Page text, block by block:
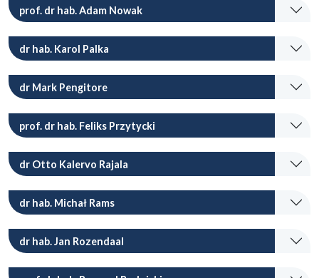
prof. dr hab. Adam Nowak
dr hab. Karol Palka
dr Mark Pengitore
prof. dr hab. Feliks Przytycki
dr Otto Kalervo Rajala
dr hab. Michał Rams
dr hab. Jan Rozendaal